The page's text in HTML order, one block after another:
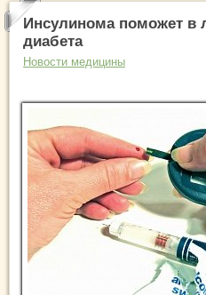
Инсулинома поможет в
диабета
Новости медицины